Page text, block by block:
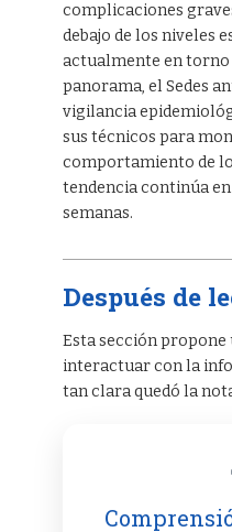
complicaciones
debajo de los niveles
actualmente en torno
panorama, el Sedes
vigilancia
sus técnicos para
comportamiento de
tendencia continúa
semanas.
Después de
Esta sección
interactuar con la
tan clara quedó la